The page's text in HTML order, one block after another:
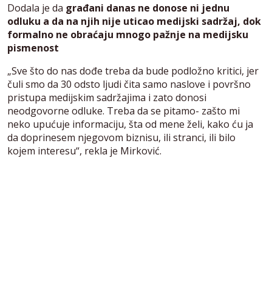
Dodala je da građani danas ne donose ni jednu
odluku a da na njih nije uticao medijski sadržaj, dok
formalno ne obraćaju mnogo pažnje na medijsku
pismenost
„Sve što do nas dođe treba da bude podložno kritici, jer
čuli smo da 30 odsto ljudi čita samo naslove i površno
pristupa medijskim sadržajima i zato donosi
neodgovorne odluke. Treba da se pitamo- zašto mi
neko upućuje informaciju, šta od mene želi, kako ću ja
da doprinesem njegovom biznisu, ili stranci, ili bilo
kojem interesu“, rekla je Mirković.